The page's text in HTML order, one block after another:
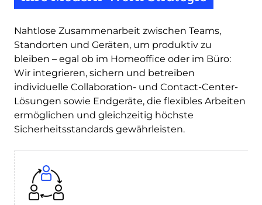
Nahtlose Zusammenarbeit zwischen Teams,
Standorten und Geräten, um produktiv zu
bleiben – egal ob im Homeoffice oder im Büro:
Wir integrieren, sichern und betreiben
individuelle Collaboration- und Contact-Center-
Lösungen sowie Endgeräte, die flexibles Arbeiten
ermöglichen und gleichzeitig höchste
Sicherheitsstandards gewährleisten.